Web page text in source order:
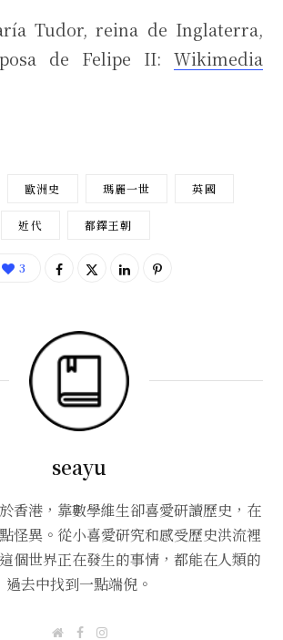
Tudor, reina de Inglaterra,
de Felipe II: Wikimedia
歐洲史 瑪麗一世 英國
近代 都鐸王朝
3
seayu
香港，靠數學維生卻喜愛研讀歷史，在
怪異。從小喜愛研究和感受歷史洪流裡
個世界正在發生的事情，都能在人類的
過去中找到一點端倪。
W
F
I